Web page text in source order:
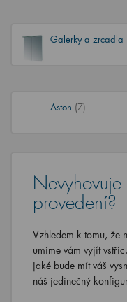
Galerky a zrcadla
Aston (7)
provedení?
Vzhledem k tomu, že
umíme vám vyjít
jaké bude mít váš
náš jedinečný